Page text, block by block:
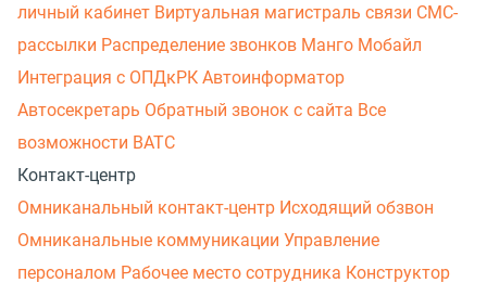
личный кабинет Виртуальная магистраль связи СМС-
рассылки Распределение звонков Манго Мобайл
Интеграция с ОПДкРК Автоинформатор
Автосекретарь Обратный звонок с сайта Все
возможности ВАТС
Контакт-центр
Омниканальный контакт-центр Исходящий обзвон
Омниканальные коммуникации Управление
персоналом Рабочее место сотрудника Конструктор